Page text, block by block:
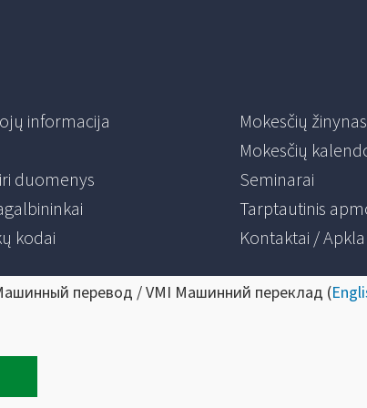
informacija
duomenys
kodai
Mokesčių žinynas
Mokesčių
Seminarai
Tarptautinis
Kontaktai /
перевод / VMI Машинний переклад (